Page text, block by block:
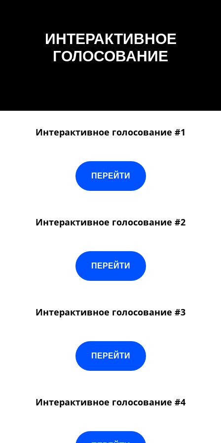
ИНТЕРАКТИВНОЕ
ГОЛОСОВАНИЕ
Интерактивное голосование #1
ПЕРЕЙТИ
Интерактивное голосование #2
ПЕРЕЙТИ
Интерактивное голосование #3
ПЕРЕЙТИ
Интерактивное голосование #4